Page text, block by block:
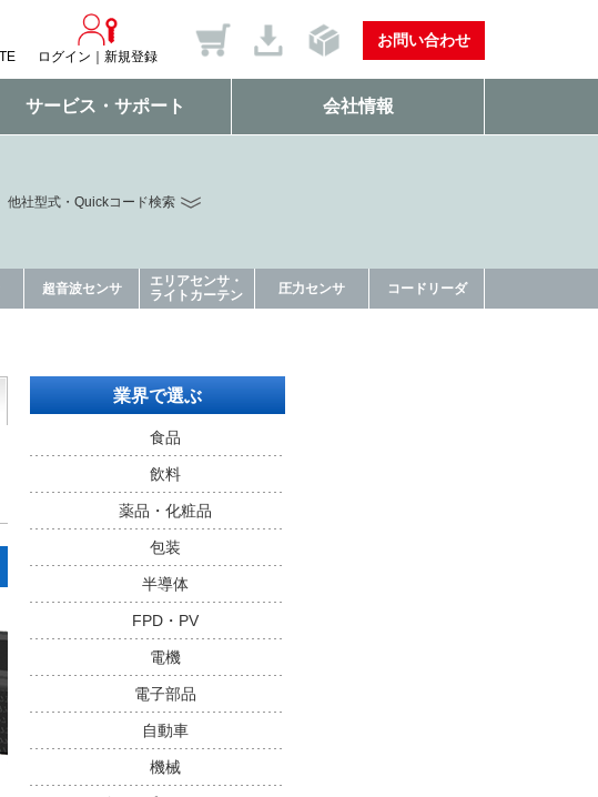
ログイン 新規登録
お問い合わせ
サービス・サポート 会社情報
他社型式・Quickコード検索
超音波センサ
エリアセンサ・
ライトカーテン
圧力センサ コードリーダ
業界で選ぶ
食品
飲料
薬品・化粧品
包装
半導体
FPD・PV
電機
電子部品
自動車
機械